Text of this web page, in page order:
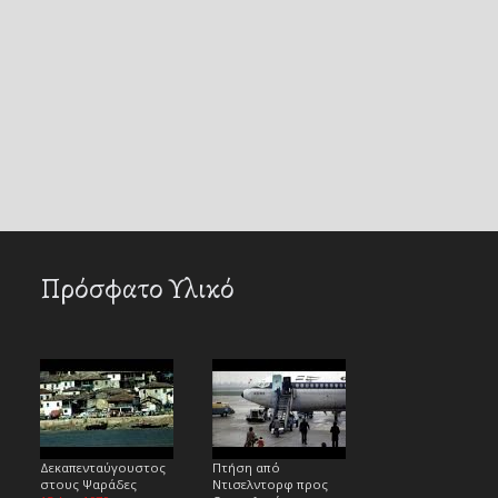
Πρόσφατο Υλικό
Δεκαπενταύγουστος
στους Ψαράδες
Πτήση από
Ντισελντορφ προς